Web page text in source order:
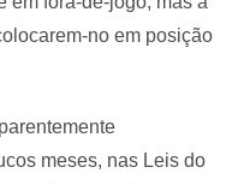
no em posição
meses, nas Leis do